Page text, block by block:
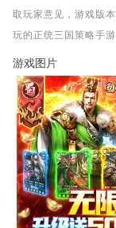
取玩家意见，游戏版
玩的正统三国策略手游
游戏图片